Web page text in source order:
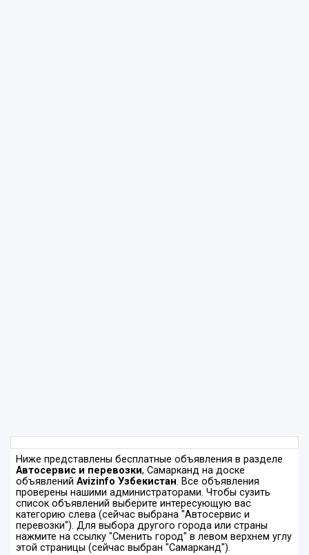
Ниже представлены бесплатные объявления в разделе
Автосервис и перевозки, Самарканд на доске
объявлений Avizinfo Узбекистан. Все объявления
проверены нашими администраторами. Чтобы сузить
список объявлений выберите интересующую вас
категорию слева (сейчас выбрана "Автосервис и
перевозки"). Для выбора другого города или страны
нажмите на ссылку "Сменить город" в левом верхнем углу
этой страницы (сейчас выбран "Самарканд").